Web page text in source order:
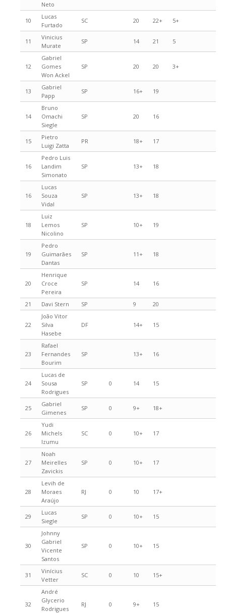
Neto
10
Lucas
Furtado
SC 20 22+ 5+
11
Vinicius
Murate
SP 14 21 5
12
Gabriel
Gomes
Won Ackel
SP 20 20 3+
13
Gabriel
Papp
SP 16+ 19
14
Bruno
Omachi
Siegle
SP 20 16
15
Pietro
Luigi Zatta
PR 18+ 17
16
Pedro Luis
Landim
Simonato
SP 13+ 18
16
Lucas
Souza
Vidal
SP 13+ 18
18
Luiz
Lemos
Nicolino
SP 10+ 19
19
Pedro
Guimarães
Dantas
SP 11+ 18
20
Henrique
Croce
Pereira
SP 14 16
21 Davi Stern SP 9 20
22
João Vitor
Silva
Hasebe
DF 14+ 15
23
Rafael
Fernandes
Bourim
SP 13+ 16
24
Lucas de
Sousa
Rodrigues
SP 0 14 15
25
Gabriel
Gimenes
SP 0 9+ 18+
26
Yudi
Michels
Izumu
SC 0 10+ 17
27
Noah
Meirelles
Zavickis
SP 0 10+ 17
28
Levih de
Moraes
Araújo
RJ 0 10 17+
29
Lucas
Siegle
SP 0 10+ 15
30
Johnny
Gabriel
Vicente
Santos
SP 0 10+ 15
31
Vinícius
Vetter
SC 0 10 15+
32
André
Glycerio
Rodrigues
RJ 0 9+ 15